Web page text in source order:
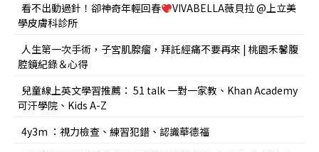
看不出動過針！卻神奇年輕回春
VIVABELLA薇貝拉 @上立美
學皮膚科診所
人生第一次手術，子宮肌腺瘤，拜託經痛不要再來 | 桃園禾馨腹
腔鏡紀錄＆心得
兒童線上英文學習推薦： 51 talk 一對一家教、Khan Academy
可汗學院、Kids A-Z
4y3m ：視力檢查、練習犯錯、認識華德福